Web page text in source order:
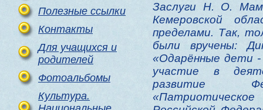
Полезные ссылки
Контакты
Для учащихся и
родителей
Фотоальбомы
Культура.
Заслуги Н. О.
Кемеровской
пределами. Так,
были вручены:
«Одарённые дети -
участие в
развитие